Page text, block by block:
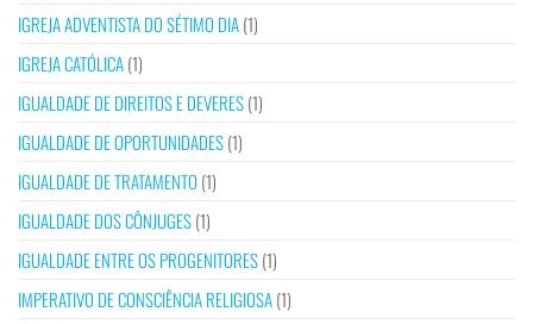
IGREJA ADVENTISTA DO SÉTIMO DIA(1)
IGREJA CATÓLICA(1)
IGUALDADE DE DIREITOS E DEVERES(1)
IGUALDADE DE OPORTUNIDADES(1)
IGUALDADE DE TRATAMENTO (1)
IGUALDADE DOS CÔNJUGES(1)
IGUALDADE ENTRE OS PROGENITORES(1)
IMPERATIVO DE CONSCIÊNCIA RELIGIOSA(1)